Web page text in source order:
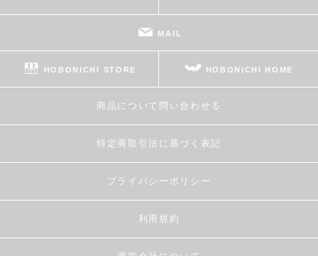
MAIL
HOBONICHI STORE HOBONICHI HOME
商品について問い合わせる
特定商取引法に基づく表記
プライバシーポリシー
利用規約